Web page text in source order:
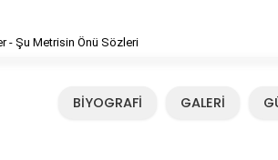
- Şu Metrisin Önü Sözleri
BİYOGRAFİ GALERİ